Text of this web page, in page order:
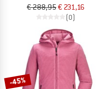
€ 288,95€ 231,16
(0)
-45%